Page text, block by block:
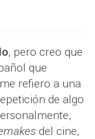
, pero creo que
que
refiero a una
de algo
del cine,